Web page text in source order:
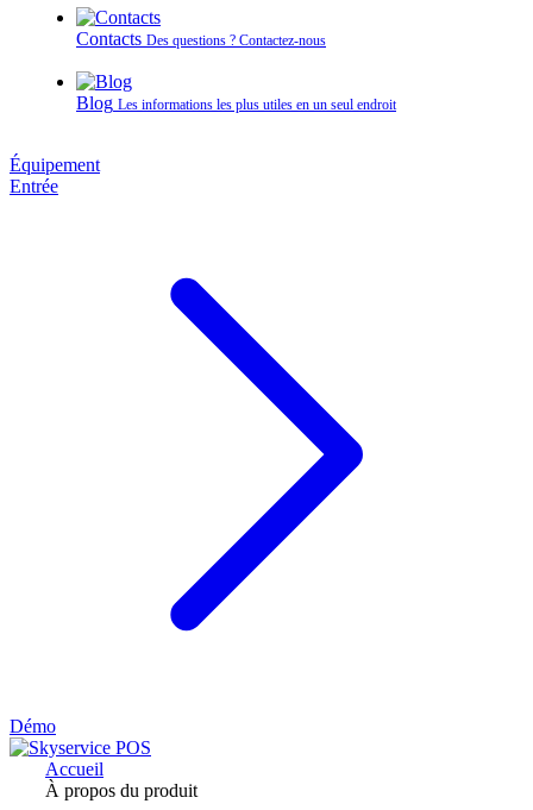
Contacts Des questions ? Contactez‑nous
Blog Les informations les plus utiles en un seul endroit
Équipement
Entrée
Démo
Accueil
À propos du produit